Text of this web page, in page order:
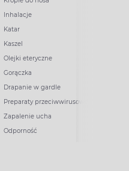
Inhalacje
Katar
Kaszel
Olejki eteryczne
Gorączka
Drapanie w gardle
Preparaty przeciwwirusowe
Zapalenie ucha
Odporność